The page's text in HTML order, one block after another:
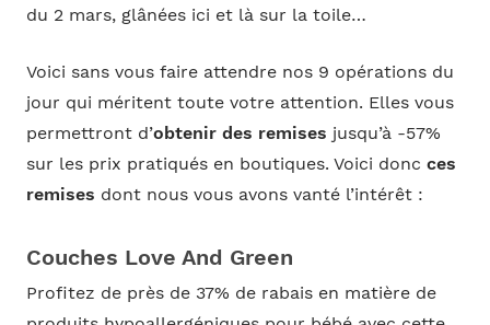
du 2 mars, glânées ici et là sur la toile…
Voici sans vous faire attendre nos 9 opérations du
jour qui méritent toute votre attention. Elles vous
permettront d’obtenir des remises jusqu’à -57%
sur les prix pratiqués en boutiques. Voici donc ces
remises dont nous vous avons vanté l’intérêt :
Couches Love And Green
Profitez de près de 37% de rabais en matière de